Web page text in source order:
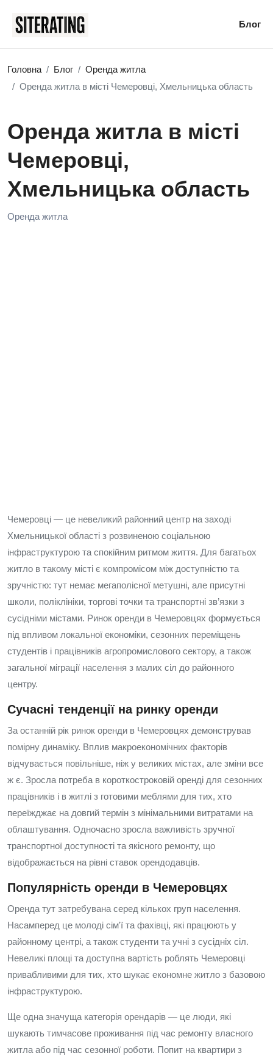
Блог
Головна Блог
Оренда житла
Оренда житла в місті Чемеровці, Хмельницька область
Оренда житла в місті
Чемеровці,
Хмельницька область
Оренда житла
Чемеровці — це невеликий районний центр на заході
Хмельницької області з розвиненою соціальною
інфраструктурою та спокійним ритмом життя. Для багатьох
житло в такому місті є компромісом між доступністю та
зручністю: тут немає мегаполісної метушні, але присутні
школи, поліклініки, торгові точки та транспортні зв’язки з
сусідніми містами. Ринок оренди в Чемеровцях формується
під впливом локальної економіки, сезонних переміщень
студентів і працівників агропромислового сектору, а також
загальної міграції населення з малих сіл до районного
центру.
Сучасні тенденції на ринку оренди
За останній рік ринок оренди в Чемеровцях демонстрував
помірну динаміку. Вплив макроекономічних факторів
відчувається повільніше, ніж у великих містах, але зміни все
ж є. Зросла потреба в короткостроковій оренді для сезонних
працівників і в житлі з готовими меблями для тих, хто
переїжджає на довгий термін з мінімальними витратами на
облаштування. Одночасно зросла важливість зручної
транспортної доступності та якісного ремонту, що
відображається на рівні ставок орендодавців.
Популярність оренди в Чемеровцях
Оренда тут затребувана серед кількох груп населення.
Насамперед це молоді сім'ї та фахівці, які працюють у
районному центрі, а також студенти та учні з сусідніх сіл.
Невеликі площі та доступна вартість роблять Чемеровці
привабливими для тих, хто шукає економне житло з базовою
інфраструктурою.
Ще одна значуща категорія орендарів — це люди, які
шукають тимчасове проживання під час ремонту власного
житла або під час сезонної роботи. Попит на квартири з